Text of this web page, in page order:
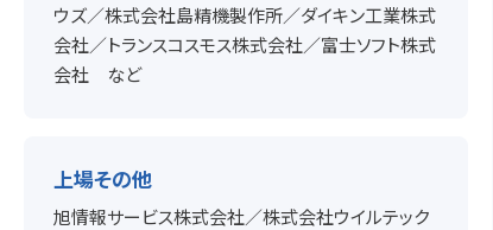
ウズ／株式会社島精機製作所／ダイキン工業株式
会社／トランスコスモス株式会社／富士ソフト株式
会社 など
上場その他
旭情報サービス株式会社／株式会社ウイルテック